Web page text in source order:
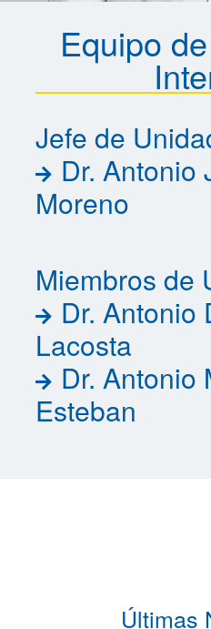
Equipo
Jefe de
Dr. Antonio
Moreno
Miembros de
Dr. Antonio
Lacosta
Dr. Antonio
Esteban
Últimas